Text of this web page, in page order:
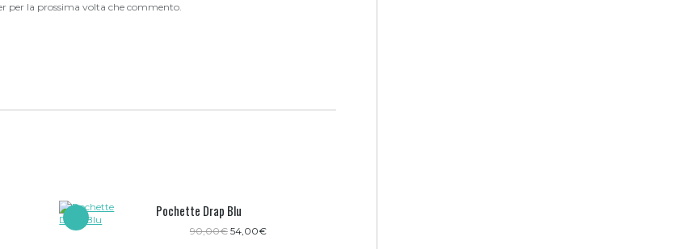
per la prossima volta che commento.
Pochette Drap Blu
90,00€ Il
54,00€Il